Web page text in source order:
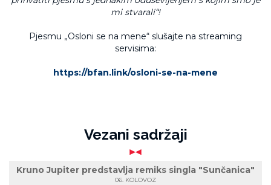
mi stvarali“!
Pjesmu „Osloni se na mene“ slušajte na streaming
servisima:
https://bfan.link/osloni-se-na-mene
Vezani sadržaji
Kruno Jupiter predstavlja remiks singla "Sunčanica"
06. KOLOVOZ